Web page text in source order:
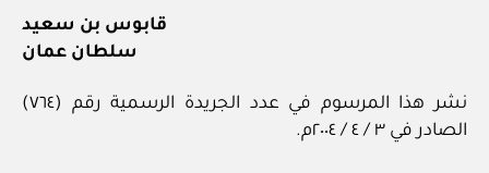
قابوس بن سعيد
سلطان عمان
نشر هذا المرسوم في عدد الجريدة الرسمية رقم (٧٦٤)
الصادر في ٣ / ٤ / ٢٠٠٤م.